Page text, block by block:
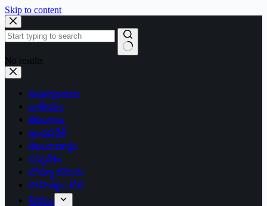
Skip to content
No results
ముఖ్యాంశాలు
జాతీయం
తెలంగాణ
ఆంధ్రప్రదేశ్
తెలంగాణార్థం
సన్నివేశం
బొమ్మా బొరుసు
సాహిత్యం-శోభ
శీర్షికలు